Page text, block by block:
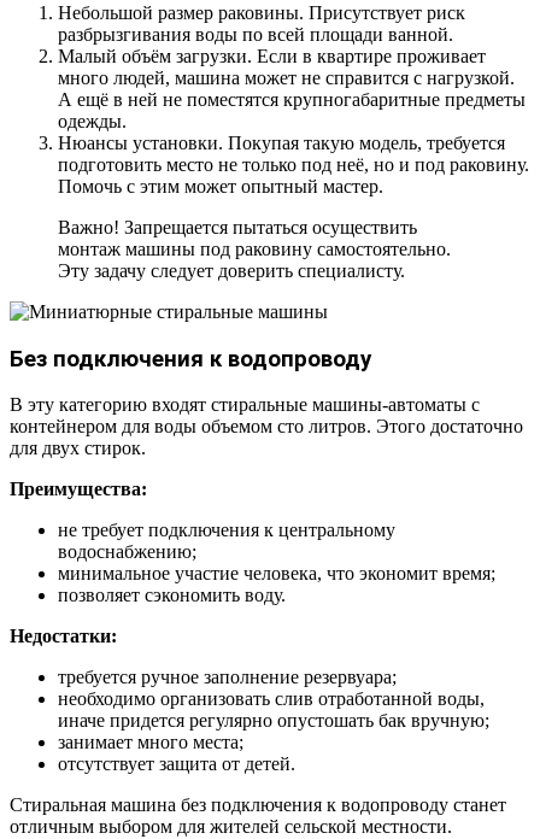
Небольшой размер раковины. Присутствует риск
разбрызгивания воды по всей площади ванной.
Малый объём загрузки. Если в квартире проживает
много людей, машина может не справится с нагрузкой.
А ещё в ней не поместятся крупногабаритные предметы
одежды.
Нюансы установки. Покупая такую модель, требуется
подготовить место не только под неё, но и под раковину.
Помочь с этим может опытный мастер.
Важно! Запрещается пытаться осуществить
монтаж машины под раковину самостоятельно.
Эту задачу следует доверить специалисту.
Без подключения к водопроводу
В эту категорию входят стиральные машины-автоматы с
контейнером для воды объемом сто литров. Этого достаточно
для двух стирок.
Преимущества:
не требует подключения к центральному
водоснабжению;
минимальное участие человека, что экономит время;
позволяет сэкономить воду.
Недостатки:
требуется ручное заполнение резервуара;
необходимо организовать слив отработанной воды,
иначе придется регулярно опустошать бак вручную;
занимает много места;
отсутствует защита от детей.
Стиральная машина без подключения к водопроводу станет
отличным выбором для жителей сельской местности.